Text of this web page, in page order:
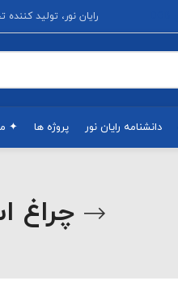
رایان نور، تولید
دانشنامه رایان نور پروژه ها ✦
چراغ